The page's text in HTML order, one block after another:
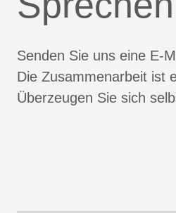
Senden Sie uns eine E-
Die Zusammenarbeit ist
Überzeugen Sie sich